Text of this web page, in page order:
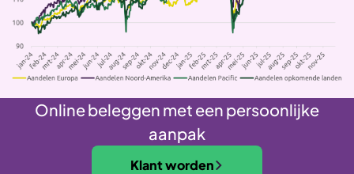
Online beleggen met een persoonlijke
aanpak
Klant worden